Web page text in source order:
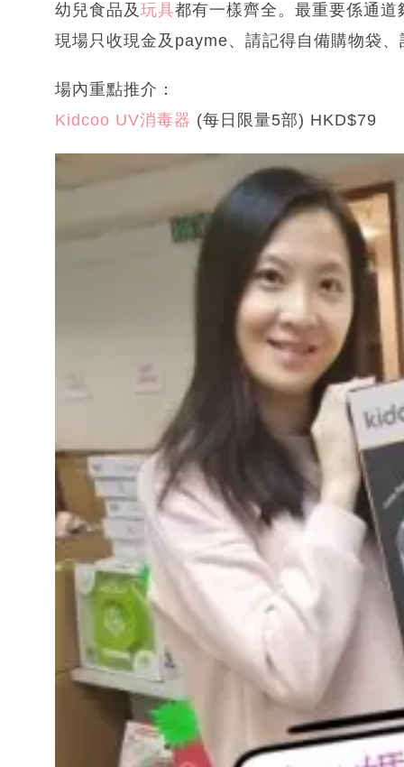
幼兒食品及 玩具都有一樣齊全。最重要係通
現場只收現金及payme、請記得自備購物袋
場內重點推介：
Kidcoo UV消毒器 (每日限量5部) HKD$79